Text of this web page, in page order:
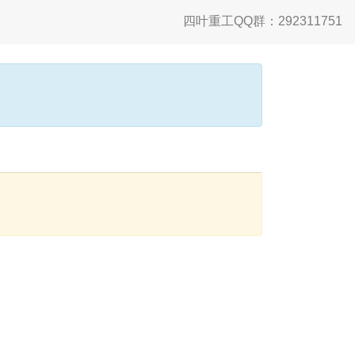
四叶重工QQ群：292311751